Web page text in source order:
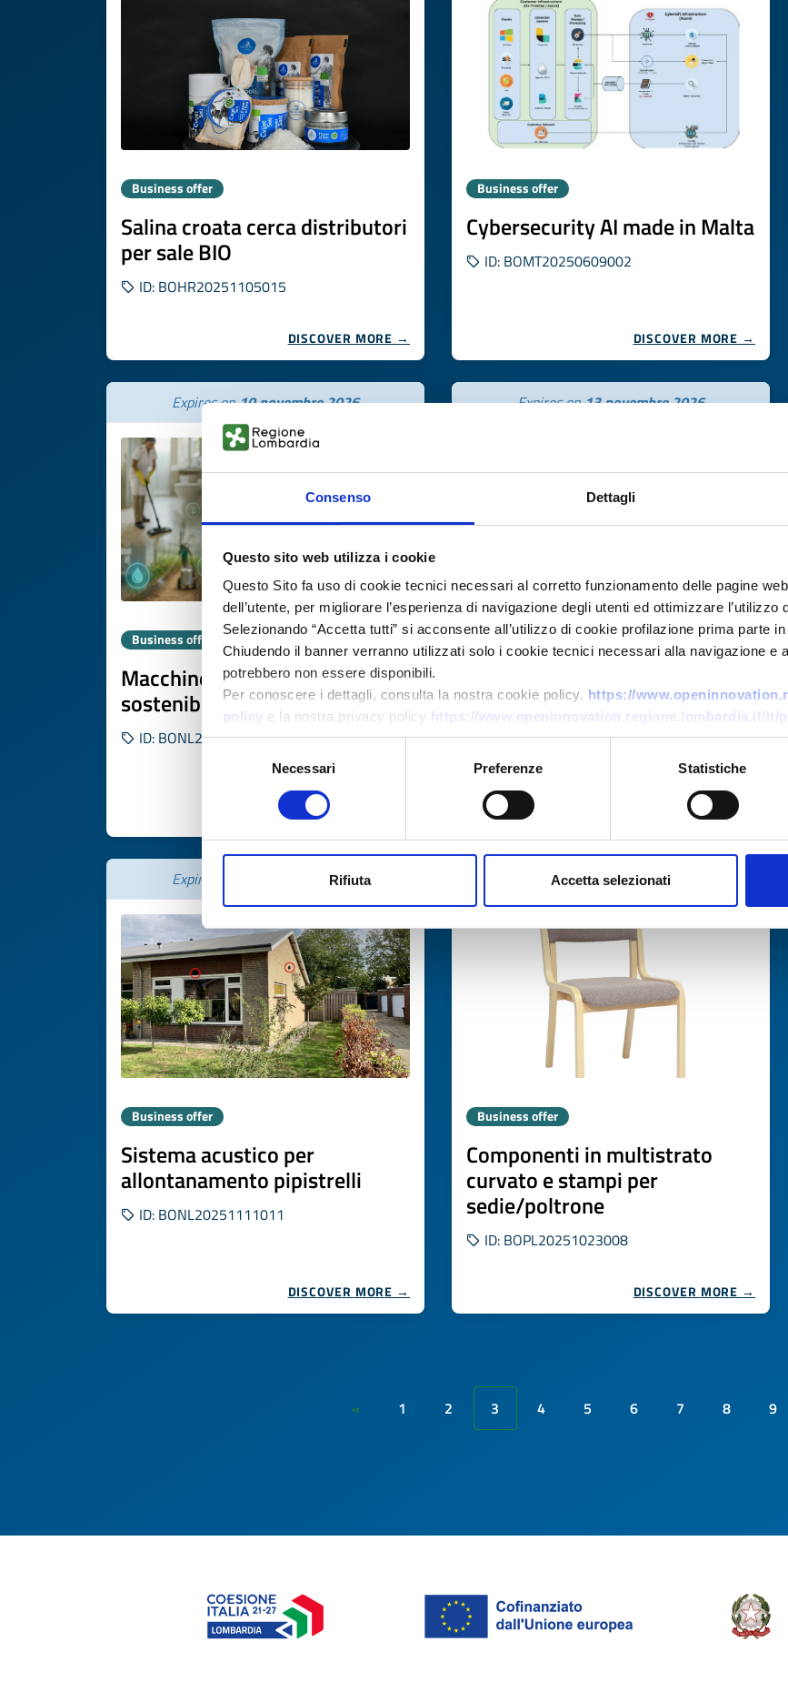
Consenso Dettagli
Questo sito web utilizza i cookie
Questo Sito fa uso di cookie tecnici necessari al corretto funzionamento delle pagine
dell’utente, per migliorare l’esperienza di navigazione degli utenti ed ottimizzare
Selezionando “Accetta tutti” si acconsente all’utilizzo di cookie profilazione prima parte
Chiudendo il banner verranno utilizzati solo i cookie tecnici necessari alla navigazione e
potrebbero non essere disponibili.
Per conoscere i dettagli, consulta la nostra cookie policy. https://
policy e la nostra privacy policy https://www.openinnovation.regione.lombardia.it/it/
Selezione
Necessari Preferenze Statistiche
Rifiuta Accetta selezionati
Business offer
Salina croata cerca distributori
per sale BIO
ID: BOHR20251105015
DISCOVER MORE →
Business offer
Cybersecurity AI made in Malta
ID: BOMT20250609002
DISCOVER MORE →
Expires on10 novembre 2026
Business offer
Macchine a ozono per pulizia
sostenibile
ID: BONL20250804004
DISCOVER MORE →
Expires on13 novembre 2026
Business request
nei Paesi Bassi
ID: BONL20250922007
DISCOVER MORE →
Expires on 21 novembre 2026
Business offer
Sistema acustico per
allontanamento pipistrelli
ID: BONL20251111011
DISCOVER MORE →
Expires on13 novembre 2026
Business offer
Componenti in multistrato
curvato e stampi per
sedie/poltrone
ID: BOPL20251023008
DISCOVER MORE →
« 1 2 3 4 5 6 7 8 9